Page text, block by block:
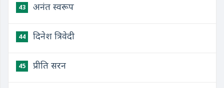
43 अनंत स्वरूप
44 दिनेश त्रिवेदी
45 प्रीति सरन